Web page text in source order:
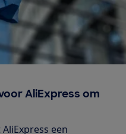
AliExpress om
een